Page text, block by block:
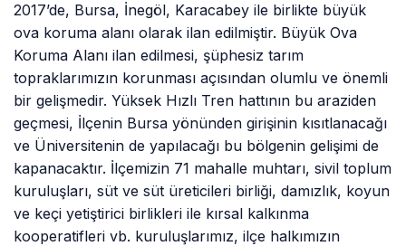
2017’de, Bursa, İnegöl, Karacabey ile birlikte büyük
ova koruma alanı olarak ilan edilmiştir. Büyük Ova
Koruma Alanı ilan edilmesi, şüphesiz tarım
topraklarımızın korunması açısından olumlu ve önemli
bir gelişmedir. Yüksek Hızlı Tren hattının bu araziden
geçmesi, İlçenin Bursa yönünden girişinin kısıtlanacağı
ve Üniversitenin de yapılacağı bu bölgenin gelişimi de
kapanacaktır. İlçemizin 71 mahalle muhtarı, sivil toplum
kuruluşları, süt ve süt üreticileri birliği, damızlık, koyun
ve keçi yetiştirici birlikleri ile kırsal kalkınma
kooperatifleri vb. kuruluşlarımız, ilçe halkımızın